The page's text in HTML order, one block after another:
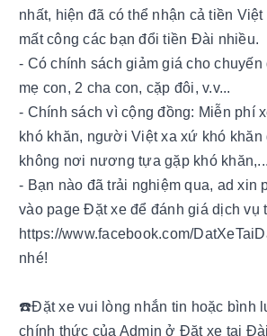
nhất, hiện đã có thể nhận cả tiền
mất công các bạn đổi tiền Đài nhiều.
- Có chính sách giảm giá cho
mẹ con, 2 cha con, cặp đôi, v.v...
- Chính sách vì cộng đồng: Miễn phí
khó khăn, người Việt xa xứ khó
không nơi nương tựa gặp khó khăn,...
- Bạn nào đã trải nghiệm qua, ad xin
vào page Đặt xe để đánh giá dịch vụ
https://www.facebook.com/
nhé!
☎️Đặt xe vui lòng nhắn tin hoặc bình
chính thức của Admin ở Đặt xe tại